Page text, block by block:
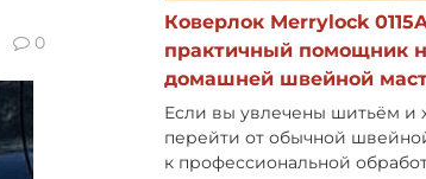
0
Коверлок Merrylock
практичный помощник
домашней швейной
Если вы увлечены шитьём и
перейти от обычной
к профессиональной